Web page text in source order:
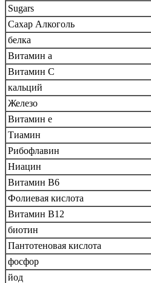
Sugars
Сахар Алкоголь
белка
Витамин а
Витамин C
кальций
Железо
Витамин е
Тиамин
Рибофлавин
Ниацин
Витамин В6
Фолиевая кислота
Витамин В12
биотин
Пантотеновая кислота
фосфор
йод